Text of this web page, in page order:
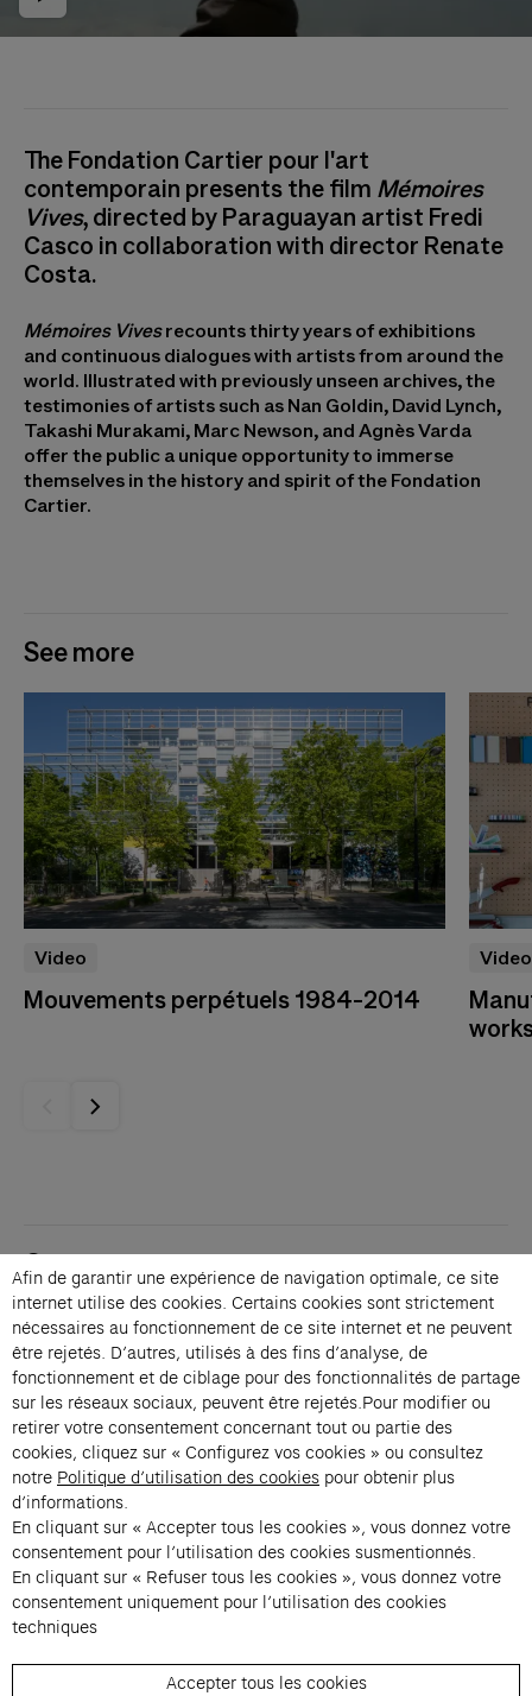
The Fondation Cartier pour l'art
contemporain presents the film Mémoires
Vives, directed by Paraguayan artist Fredi
Casco in collaboration with director Renate
Costa.
Mémoires Vivesrecounts thirty years of exhibitions
and continuous dialogues with artists from around the
world. Illustrated with previously unseen archives, the
testimonies of artists such as Nan Goldin, David Lynch,
Takashi Murakami, Marc Newson, and Agnès Varda
offer the public a unique opportunity to immerse
themselves in the history and spirit of the Fondation
Cartier.
See more
Video
Mouvements perpétuels 1984-2014
Video
Contacts
Membership
Press
Private events
Change language 
Subscribe to our newsletter
Fondation Cartier uses your email address to send you its newsletter.
You can unsubscribe at any time using the unsubscribe link. For more
information, see our privacy policy.
Instagram (opens in a new tab)
Facebook (opens in a new tab)
Pinterest (opens in a new tab)
Youtube (opens in a new tab)
Spotify (opens in a new tab)
LinkedIn (opens in a new tab)
Google Arts & Culture (opens in a new tab)
Afin de garantir une expérience de navigation optimale, ce site
internet utilise des cookies. Certains cookies sont strictement
nécessaires au fonctionnement de ce site internet et ne peuvent
être rejetés. D’autres, utilisés à des fins d’analyse, de
fonctionnement et de ciblage pour des fonctionnalités de partage
sur les réseaux sociaux, peuvent être rejetés.Pour modifier ou
retirer votre consentement concernant tout ou partie des
cookies, cliquez sur « Configurez vos cookies » ou consultez
notre Politique d’utilisation des cookies pour obtenir plus
d’informations.
En cliquant sur « Accepter tous les cookies », vous donnez votre
consentement pour l’utilisation des cookies susmentionnés.
En cliquant sur « Refuser tous les cookies », vous donnez votre
consentement uniquement pour l’utilisation des cookies
techniques
Accepter tous les cookies